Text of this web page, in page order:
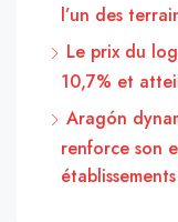
l’un des
Le prix du
10,7% et
Aragón
renforce son